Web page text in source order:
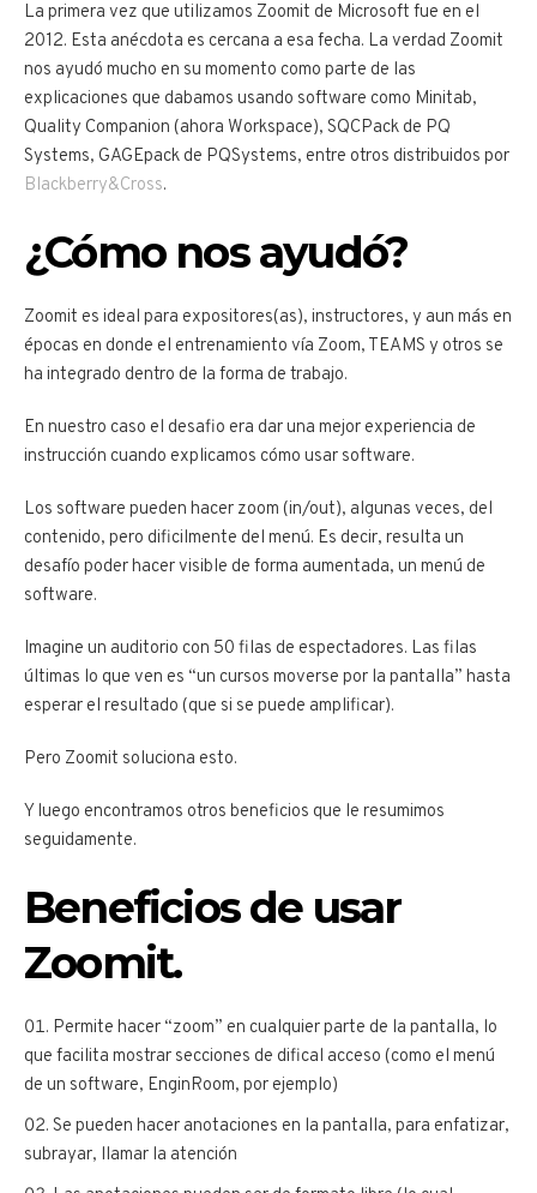
La primera vez que utilizamos Zoomit de Microsoft fue en el
2012. Esta anécdota es cercana a esa fecha. La verdad Zoomit
nos ayudó mucho en su momento como parte de las
explicaciones que dabamos usando software como Minitab,
Quality Companion (ahora Workspace), SQCPack de PQ
Systems, GAGEpack de PQSystems, entre otros distribuidos por
Blackberry&Cross.
¿Cómo nos ayudó?
Zoomit es ideal para expositores(as), instructores, y aun más en
épocas en donde el entrenamiento vía Zoom, TEAMS y otros se
ha integrado dentro de la forma de trabajo.
En nuestro caso el desafio era dar una mejor experiencia de
instrucción cuando explicamos cómo usar software.
Los software pueden hacer zoom (in/out), algunas veces, del
contenido, pero dificilmente del menú. Es decir, resulta un
desafío poder hacer visible de forma aumentada, un menú de
software.
Imagine un auditorio con 50 filas de espectadores. Las filas
últimas lo que ven es “un cursos moverse por la pantalla” hasta
esperar el resultado (que si se puede amplificar).
Pero Zoomit soluciona esto.
Y luego encontramos otros beneficios que le resumimos
seguidamente.
Beneficios de usar
Zoomit.
Permite hacer “zoom” en cualquier parte de la pantalla, lo
que facilita mostrar secciones de difical acceso (como el menú
de un software, EnginRoom, por ejemplo)
Se pueden hacer anotaciones en la pantalla, para enfatizar,
subrayar, llamar la atención